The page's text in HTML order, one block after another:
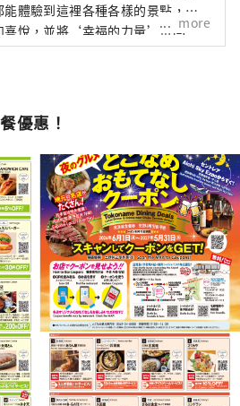
體驗到這裡各種各樣的景點，感
喜悅，並將‘幸福的力量’帶回
注入活力。”
more
優惠！